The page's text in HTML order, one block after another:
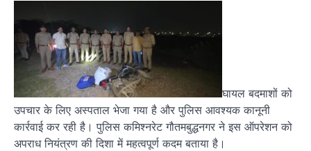
घायल बदमाशों को
उपचार के लिए अस्पताल भेजा गया है और पुलिस आवश्यक कानूनी
कार्रवाई कर रही है। पुलिस कमिश्नरेट गौतमबुद्धनगर ने इस ऑपरेशन को
अपराध नियंत्रण की दिशा में महत्वपूर्ण कदम बताया है।